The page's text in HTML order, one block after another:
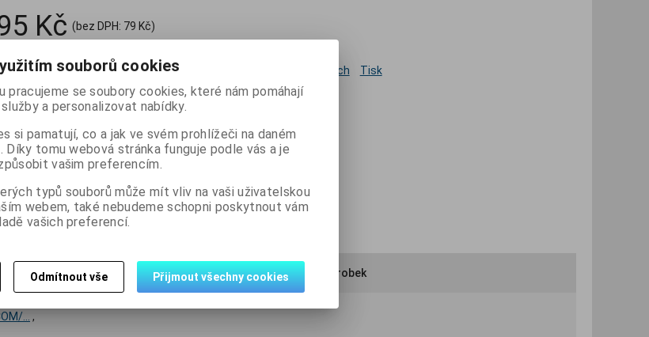
Kč (bez DPH: 79 Kč)

ks Koupit Přidat do oblíbených Tisk
75 ks
výrobek Doporučit výrobek
... ,
souborů cookies
pracujeme se soubory cookies, které nám pomáhají
a personalizovat nabídky.
si pamatují, co a jak ve svém prohlížeči na daném
Díky tomu webová stránka funguje podle vás a je
vašim preferencím.
typů souborů může mít vliv na vaši uživatelskou
webem, také nebudeme schopni poskytnout vám
vašich preferencí.
Odmítnout vše Přijmout všechny cookies